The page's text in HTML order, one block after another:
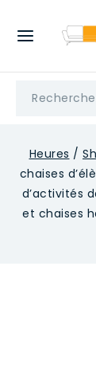
Recherche
Heures /
chaises
d’activités
et chaises